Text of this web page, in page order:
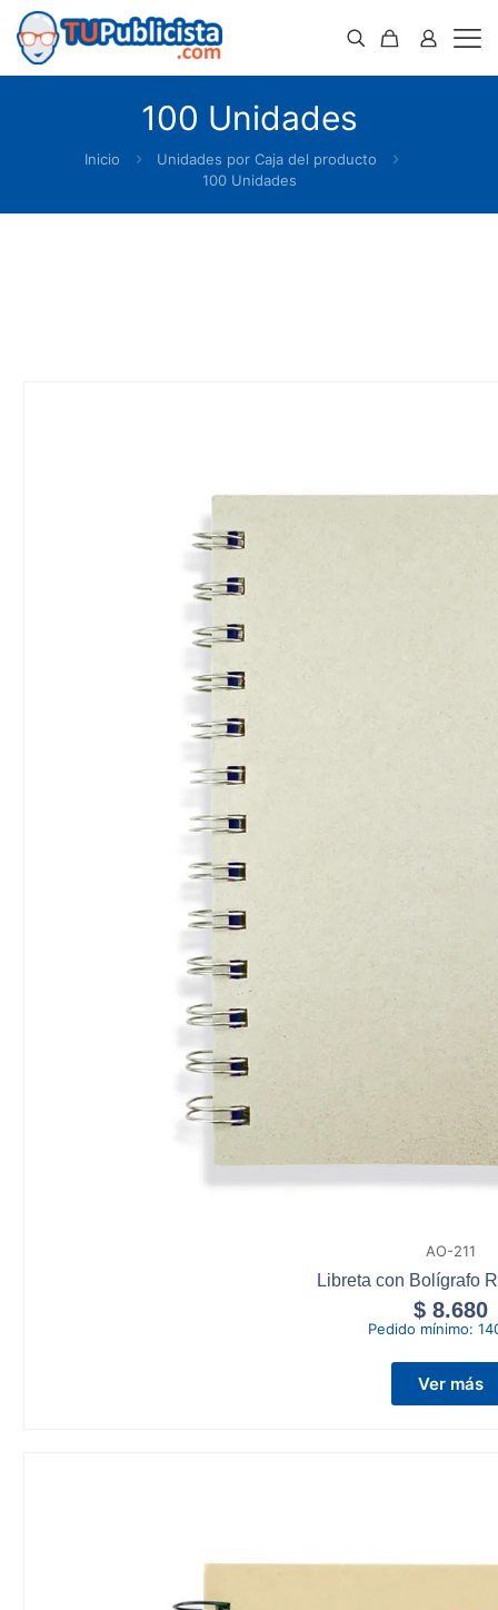
100 Unidades
Inicio
Unidades por Caja del producto
100 Unidades
AO-211
Libreta con Bolígrafo
$ 8.680
Pedido mínimo:
Ver más